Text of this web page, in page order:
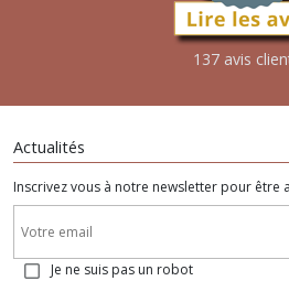
137 avis
Actualités
Inscrivez vous à notre newsletter pour être
Je ne suis pas un robot